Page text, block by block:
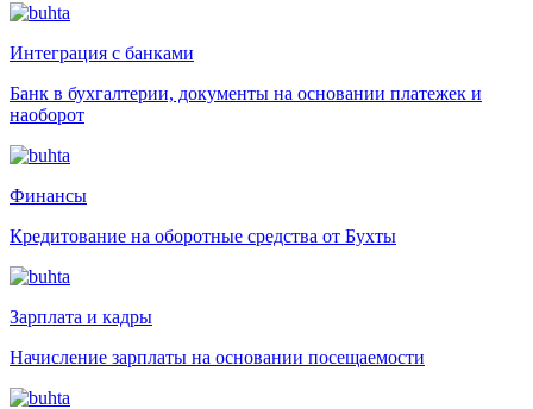
Интеграция с банками
Банк в бухгалтерии, документы на основании платежек и
наоборот
Финансы
Кредитование на оборотные средства от Бухты
Зарплата и кадры
Начисление зарплаты на основании посещаемости